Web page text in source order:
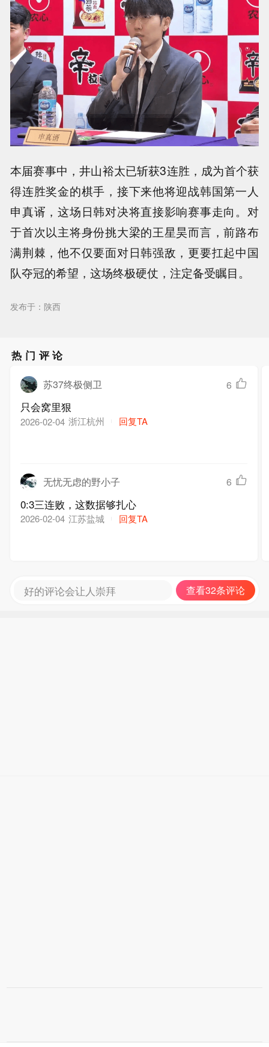
本届赛事中，井山裕太已斩获3连胜，成为首个获
得连胜奖金的棋手，接下来他将迎战韩国第一人
申真谞，这场日韩对决将直接影响赛事走向。对
于首次以主将身份挑大梁的王星昊而言，前路布
满荆棘，他不仅要面对日韩强敌，更要扛起中国
队夺冠的希望，这场终极硬仗，注定备受瞩目。
发布于：陕西
热门评论
苏37终极侧卫 6
只会窝里狠
2026-02-04 浙江杭州 回复TA
无忧无虑的野小子 6
0:3三连败，这数据够扎心
2026-02-04 江苏盐城 回复TA
好的评论会让人崇拜 查看32条评论